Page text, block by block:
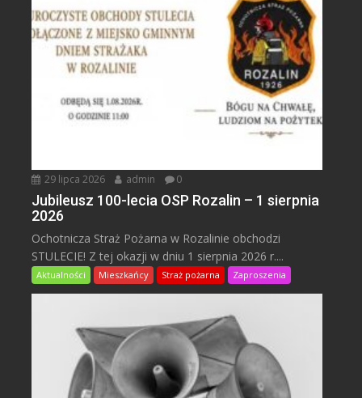
29 lipca 2026 admin 0
Jubileusz 100-lecia OSP Rozalin – 1 sierpnia
2026
Ochotnicza Straż Pożarna w Rozalinie obchodzi
STULECIE! Z tej okazji w dniu 1 sierpnia 2026 r....
Aktualności Mieszkańcy Straż pożarna Zaproszenia